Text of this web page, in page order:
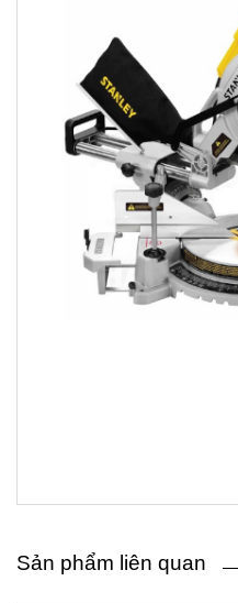
Sản phẩm liên quan